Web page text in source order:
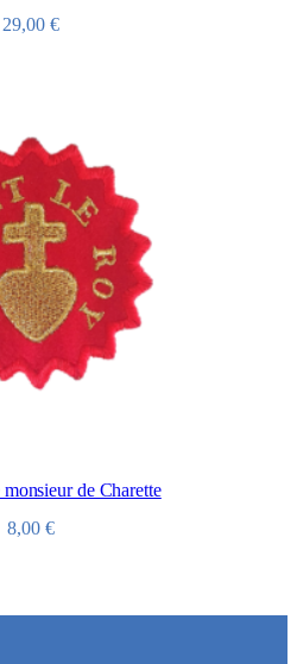
29,00 €
de Charette
8,00 €